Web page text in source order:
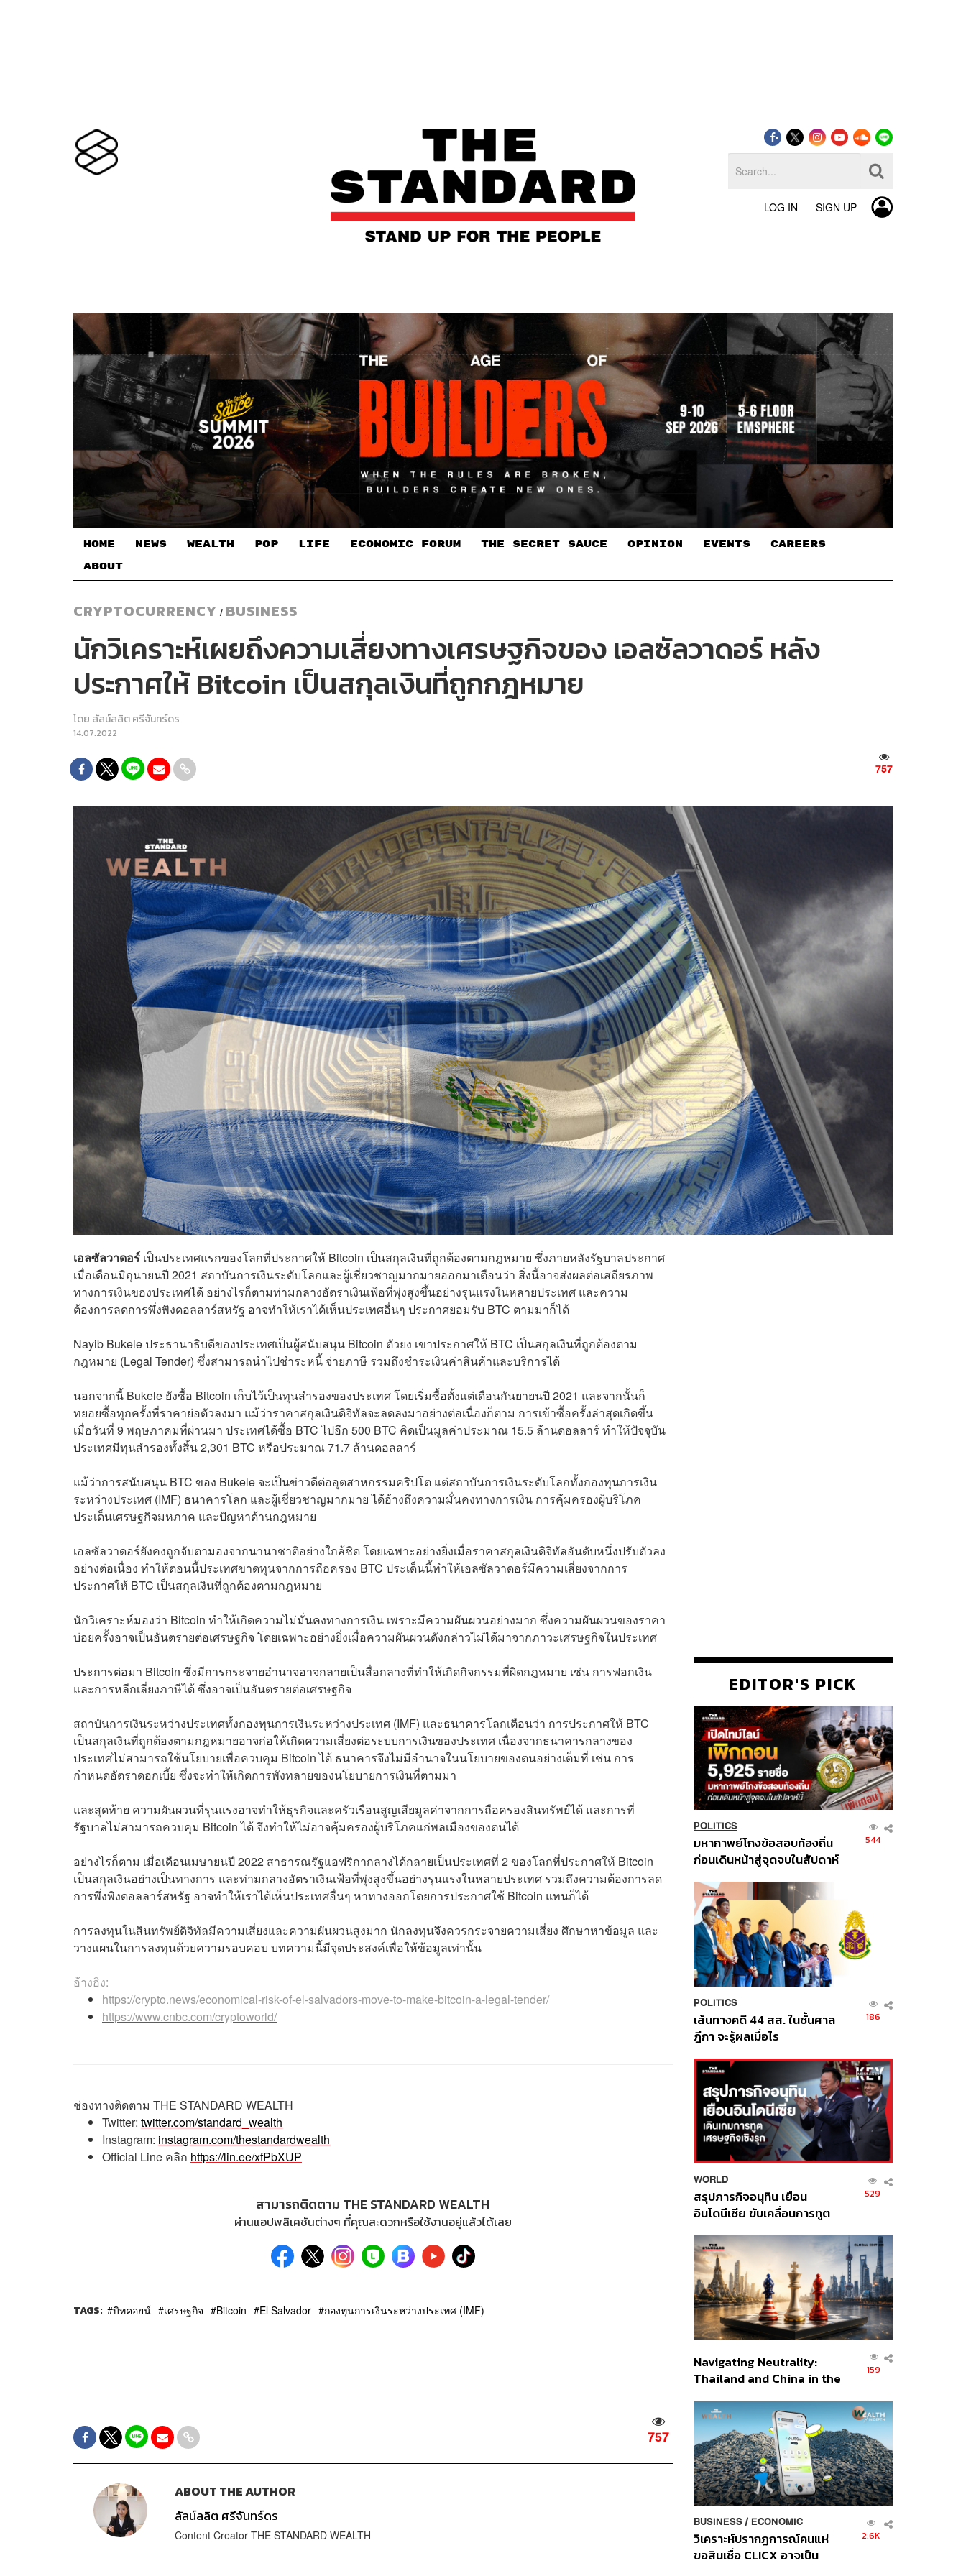
LOG IN SIGN UP
HOME NEWS WEALTH POP LIFE ECONOMIC FORUM THE SECRET SAUCE​ OPINION EVENTS CAREERS
ABOUT
CRYPTOCURRENCY / BUSINESS
นักวิเคราะห์เผยถึงความเสี่ยงทางเศรษฐกิจของ เอลซัลวาดอร์ หลัง
ประกาศให้ Bitcoin เป็นสกุลเงินที่ถูกกฎหมาย
โดย ลัลน์ลลิต ศรีจันทร์ดร
14.07.2022
757
เอลซัลวาดอร์ เป็นประเทศแรกของโลกที่ประกาศให้ Bitcoin เป็นสกุลเงินที่ถูกต้องตามกฎหมาย ซึ่งภายหลังรัฐบาลประกาศ
เมื่อเดือนมิถุนายนปี 2021 สถาบันการเงินระดับโลกและผู้เชี่ยวชาญมากมายออกมาเตือนว่า สิ่งนี้อาจส่งผลต่อเสถียรภาพ
ทางการเงินของประเทศได้ อย่างไรก็ตามท่ามกลางอัตราเงินเฟ้อที่พุ่งสูงขึ้นอย่างรุนแรงในหลายประเทศ และความ
ต้องการลดการพึ่งพิงดอลลาร์สหรัฐ อาจทำให้เราได้เห็นประเทศอื่นๆ ประกาศยอมรับ BTC ตามมาก็ได้
Nayib Bukele ประธานาธิบดีของประเทศเป็นผู้สนับสนุน Bitcoin ตัวยง เขาประกาศให้ BTC เป็นสกุลเงินที่ถูกต้องตาม
กฎหมาย (Legal Tender) ซึ่งสามารถนำไปชำระหนี้ จ่ายภาษี รวมถึงชำระเงินค่าสินค้าและบริการได้
นอกจากนี้ Bukele ยังซื้อ Bitcoin เก็บไว้เป็นทุนสำรองของประเทศ โดยเริ่มซื้อตั้งแต่เดือนกันยายนปี 2021 และจากนั้นก็
ทยอยซื้อทุกครั้งที่ราคาย่อตัวลงมา แม้ว่าราคาสกุลเงินดิจิทัลจะลดลงมาอย่างต่อเนื่องก็ตาม การเข้าซื้อครั้งล่าสุดเกิดขึ้น
เมื่อวันที่ 9 พฤษภาคมที่ผ่านมา ประเทศได้ซื้อ BTC ไปอีก 500 BTC คิดเป็นมูลค่าประมาณ 15.5 ล้านดอลลาร์ ทำให้ปัจจุบัน
ประเทศมีทุนสำรองทั้งสิ้น 2,301 BTC หรือประมาณ 71.7 ล้านดอลลาร์
แม้ว่าการสนับสนุน BTC ของ Bukele จะเป็นข่าวดีต่ออุตสาหกรรมคริปโต แต่สถาบันการเงินระดับโลกทั้งกองทุนการเงิน
ระหว่างประเทศ (IMF) ธนาคารโลก และผู้เชี่ยวชาญมากมาย ได้อ้างถึงความมั่นคงทางการเงิน การคุ้มครองผู้บริโภค
ประเด็นเศรษฐกิจมหภาค และปัญหาด้านกฎหมาย
เอลซัลวาดอร์ยังคงถูกจับตามองจากนานาชาติอย่างใกล้ชิด โดยเฉพาะอย่างยิ่งเมื่อราคาสกุลเงินดิจิทัลอันดับหนึ่งปรับตัวลง
อย่างต่อเนื่อง ทำให้ตอนนี้ประเทศขาดทุนจากการถือครอง BTC ประเด็นนี้ทำให้เอลซัลวาดอร์มีความเสี่ยงจากการ
ประกาศให้ BTC เป็นสกุลเงินที่ถูกต้องตามกฎหมาย
นักวิเคราะห์มองว่า Bitcoin ทำให้เกิดความไม่มั่นคงทางการเงิน เพราะมีความผันผวนอย่างมาก ซึ่งความผันผวนของราคา
บ่อยครั้งอาจเป็นอันตรายต่อเศรษฐกิจ โดยเฉพาะอย่างยิ่งเมื่อความผันผวนดังกล่าวไม่ได้มาจากภาวะเศรษฐกิจในประเทศ
ประการต่อมา Bitcoin ซึ่งมีการกระจายอำนาจอาจกลายเป็นสื่อกลางที่ทำให้เกิดกิจกรรมที่ผิดกฎหมาย เช่น การฟอกเงิน
และการหลีกเลี่ยงภาษีได้ ซึ่งอาจเป็นอันตรายต่อเศรษฐกิจ
สถาบันการเงินระหว่างประเทศทั้งกองทุนการเงินระหว่างประเทศ (IMF) และธนาคารโลกเตือนว่า การประกาศให้ BTC
เป็นสกุลเงินที่ถูกต้องตามกฎหมายอาจก่อให้เกิดความเสี่ยงต่อระบบการเงินของประเทศ เนื่องจากธนาคารกลางของ
ประเทศไม่สามารถใช้นโยบายเพื่อควบคุม Bitcoin ได้ ธนาคารจึงไม่มีอำนาจในนโยบายของตนอย่างเต็มที่ เช่น การ
กำหนดอัตราดอกเบี้ย ซึ่งจะทำให้เกิดการพังทลายของนโยบายการเงินที่ตามมา
และสุดท้าย ความผันผวนที่รุนแรงอาจทำให้ธุรกิจและครัวเรือนสูญเสียมูลค่าจากการถือครองสินทรัพย์ได้ และการที่
รัฐบาลไม่สามารถควบคุม Bitcoin ได้ จึงทำให้ไม่อาจคุ้มครองผู้บริโภคแก่พลเมืองของตนได้
อย่างไรก็ตาม เมื่อเดือนเมษายนปี 2022 สาธารณรัฐแอฟริกากลางได้กลายเป็นประเทศที่ 2 ของโลกที่ประกาศให้ Bitcoin
เป็นสกุลเงินอย่างเป็นทางการ และท่ามกลางอัตราเงินเฟ้อที่พุ่งสูงขึ้นอย่างรุนแรงในหลายประเทศ รวมถึงความต้องการลด
การพึ่งพิงดอลลาร์สหรัฐ อาจทำให้เราได้เห็นประเทศอื่นๆ หาทางออกโดยการประกาศใช้ Bitcoin แทนก็ได้
การลงทุนในสินทรัพย์ดิจิทัลมีความเสี่ยงและความผันผวนสูงมาก นักลงทุนจึงควรกระจายความเสี่ยง ศึกษาหาข้อมูล และ
วางแผนในการลงทุนด้วยความรอบคอบ บทความนี้มีจุดประสงค์เพื่อให้ข้อมูลเท่านั้น
อ้างอิง:
https://crypto.news/economical-risk-of-el-salvadors-move-to-make-bitcoin-a-legal-tender/
https://www.cnbc.com/cryptoworld/
ช่องทางติดตาม THE STANDARD WEALTH
Twitter: twitter.com/standard_wealth
Instagram: instagram.com/thestandardwealth
Official Line คลิก https://lin.ee/xfPbXUP
สามารถติดตาม THE STANDARD WEALTH
ผ่านแอปพลิเคชันต่างๆ ที่คุณสะดวกหรือใช้งานอยู่แล้วได้เลย
TAGS: บิทคอยน์ เศรษฐกิจ Bitcoin El Salvador กองทุนการเงินระหว่างประเทศ (IMF)
757
ABOUT THE AUTHOR
ลัลน์ลลิต ศรีจันทร์ดร
Content Creator THE STANDARD WEALTH
EDITOR'S PICK
POLITICS
มหากาพย์โกงข้อสอบท้องถิ่น
ก่อนเดินหน้าสู่จุดจบในสัปดาห์
544
POLITICS
เส้นทางคดี 44 สส. ในชั้นศาล
ฎีกา จะรู้ผลเมื่อไร
186
WORLD
สรุปภารกิจอนุทิน เยือน
อินโดนีเซีย ขับเคลื่อนการทูต
ส่วนยุทธศาสตร์ไทย –
อินโดนีเซีย
529
Navigating Neutrality:
Thailand and China in the
Order
159
BUSINESS/ ECONOMIC
วิเคราะห์ปรากฏการณ์คนแห่
ขอสินเชื่อ CLICX อาจเป็น
2.6K